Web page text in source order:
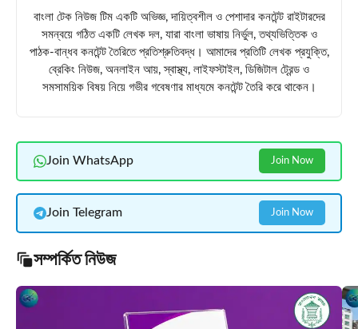
বাংলা টেক নিউজ টিম একটি অভিজ্ঞ, দায়িত্বশীল ও পেশাদার কনটেন্ট রাইটারদের
সমন্বয়ে গঠিত একটি লেখক দল, যারা বাংলা ভাষায় নির্ভুল, তথ্যভিত্তিক ও
পাঠক-বান্ধব কনটেন্ট তৈরিতে প্রতিশ্রুতিবদ্ধ। আমাদের প্রতিটি লেখক প্রযুক্তি,
ব্রেকিং নিউজ, অনলাইন আয়, স্বাস্থ্য, লাইফস্টাইল, ডিজিটাল ট্রেন্ড ও
সমসাময়িক বিষয় নিয়ে গভীর গবেষণার মাধ্যমে কনটেন্ট তৈরি করে থাকেন।
Join WhatsApp Join Now
Join Telegram Join Now
সম্পর্কিত নিউজ